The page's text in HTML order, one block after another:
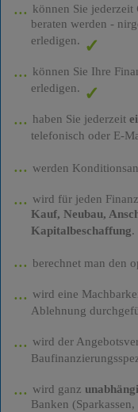
können Sie jederzeit
beraten werden -
erledigen.
können Sie Ihre
erledigen.
haben Sie jederzeit
telefonisch oder E-
werden
wird für jeden
Kauf, Neubau,
Kapitalbeschaffung.
berechnet man den
wird eine
Ablehnung
wird der
wird ganz
Banken